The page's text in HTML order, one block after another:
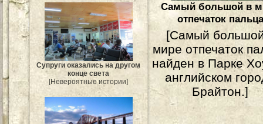
Супруги оказались на другом
конце света
[Невероятные истории]
Самый большой в
отпечаток пальца
[Самый
мире отпечаток
найден в Парке
английском
Брайтон.]